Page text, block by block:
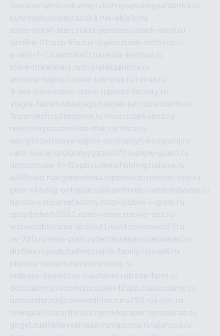
fabrikaofabrikaokuhny.rukuhnyaekuhnyaafabrika.ru
kuhnyaykuhnyayfabrika.rue-abis1c.ru
store-brawl-stars.rukts-services.rudark-sand.ru
sindika-01.rusp-life.rux-legion.rusib-archives.ru
e-abis-1-c.rusindika01.ruvenda-festival.ru
store-brawlstars.rudooraleksandria.ru
antenna-highly.ru mine-lab-msk.ru1-mus.ru
3-sex-porn.ruban-damn.rupurse-factory.ru
viagra-tablet.rufasbags.ruadler-jun.rubandamn.ru
fincontech.ru3sexporn.ru1mus.rudarksand.ru
rebus-toys.ru minelab-msk.ru rtdco.ru
seo-prodvizhenie-sajtov-stroitelnyh-kompanij.ru
card-voice.ru rulonnyygazon177.rusnow-guard.ru
domizbrusa-9x12spb.rudemaholding.ruaalse.ru
a380club.ruargentinamia.ruperkoka.ru movie-one.ru
perk-oka.rug-octopus.rusibarchives.ruandreislyusar.ru
naruto-x.rupursefactory.rutor-lyubov-i-grom.ru
spayderhed-2022.ru movieone.ruevro-dez.ru
webamator.ru ma-absolut1.ruavtopomosch27.ru
nv-750.ru news-plain.ru nertansaga.rudelanalad.ru
dizfiles.ruyoutubefree.ruaria-family.ru roadli.ru
planeta-samara.ru mysmartbuy.ru
matrasy-kemerovo.ruashanet.rutrade-farm.ru
dotcustoms.rudomizbrusa9x12spb.ruautodamp.ru
narasimha.rudjcommodities.ru nv750.rux-ton.ru
newsplain.rucardvoice.ru modopaper.ru manunae.ru
gbget.rualfeihavsalnassr.ru madoma.rutajuncos.ru